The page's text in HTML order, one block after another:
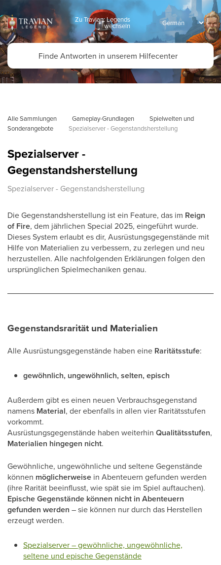
Zu Travian: Legends
wechseln
Alle Sammlungen Gameplay-Grundlagen
Spielwelten und
Sonderangebote
Spezialserver - Gegenstandsherstellung
Spezialserver -
Gegenstandsherstellung
Spezialserver - Gegenstandsherstellung
Die Gegenstandsherstellung ist ein Feature, das im Reign
of Fire, dem jährlichen Special 2025, eingeführt wurde.
Dieses System erlaubt es dir, Ausrüstungsgegenstände mit
Hilfe von Materialien zu verbessern, zu zerlegen und neu
herzustellen. Alle nachfolgenden Erklärungen folgen den
ursprünglichen Spielmechaniken genau.
Gegenstandsrarität und Materialien
Alle Ausrüstungsgegenstände haben eine Raritätsstufe:
gewöhnlich, ungewöhnlich, selten, episch
Außerdem gibt es einen neuen Verbrauchsgegenstand
namens Material, der ebenfalls in allen vier Raritätsstufen
vorkommt.
Ausrüstungsgegenstände haben weiterhin Qualitätsstufen,
Materialien hingegen nicht.
Gewöhnliche, ungewöhnliche und seltene Gegenstände
können möglicherweise in Abenteuern gefunden werden
(ihre Rarität beeinflusst, wie spät sie im Spiel auftauchen).
Epische Gegenstände können nicht in Abenteuern
gefunden werden – sie können nur durch das Herstellen
erzeugt werden.
Spezialserver – gewöhnliche, ungewöhnliche,
seltene und epische Gegenstände